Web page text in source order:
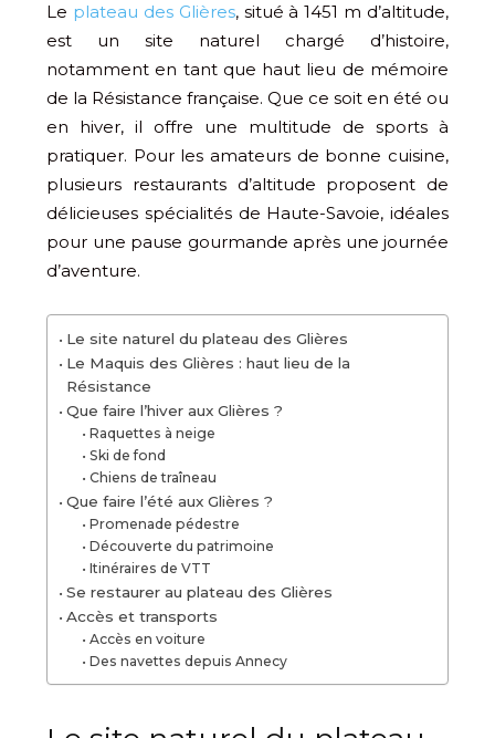
Le plateau des Glières, situé à 1451 m d’altitude,
est un site naturel chargé d’histoire,
notamment en tant que haut lieu de mémoire
de la Résistance française. Que ce soit en été ou
en hiver, il offre une multitude de sports à
pratiquer. Pour les amateurs de bonne cuisine,
plusieurs restaurants d’altitude proposent de
délicieuses spécialités de Haute-Savoie, idéales
pour une pause gourmande après une journée
d’aventure.
Le site naturel du plateau des Glières
Le Maquis des Glières : haut lieu de la
Résistance
Que faire l’hiver aux Glières ?
Raquettes à neige
Ski de fond
Chiens de traîneau
Que faire l’été aux Glières ?
Promenade pédestre
Découverte du patrimoine
Itinéraires de VTT
Se restaurer au plateau des Glières
Accès et transports
Accès en voiture
Des navettes depuis Annecy